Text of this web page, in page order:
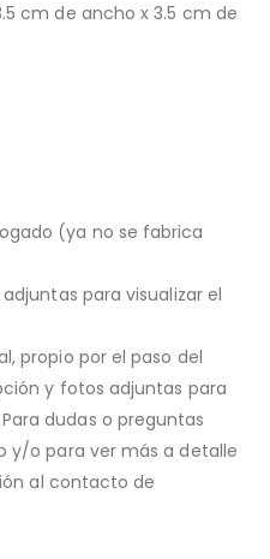
cm de ancho x 3.5 cm de
(ya no se fabrica
para visualizar el
propio por el paso del
y fotos adjuntas para
dudas o preguntas
y/o para ver más a detalle
al contacto de